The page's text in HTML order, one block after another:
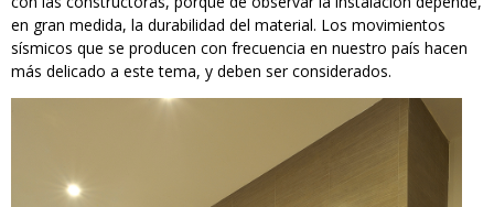
en gran medida, la durabilidad del material. Los movimientos
sísmicos que se producen con frecuencia en nuestro país hacen
más delicado a este tema, y deben ser considerados.